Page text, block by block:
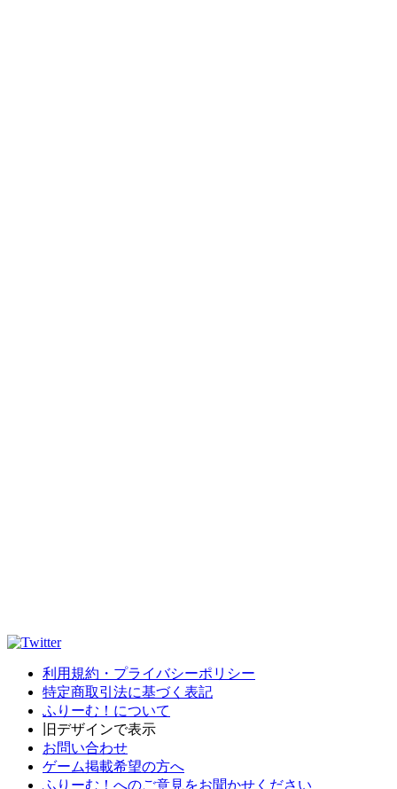
利用規約・プライバシーポリシー
特定商取引法に基づく表記
ふりーむ！について
旧デザインで表示
お問い合わせ
ゲーム掲載希望の方へ
ふりーむ！へのご意見をお聞かせください